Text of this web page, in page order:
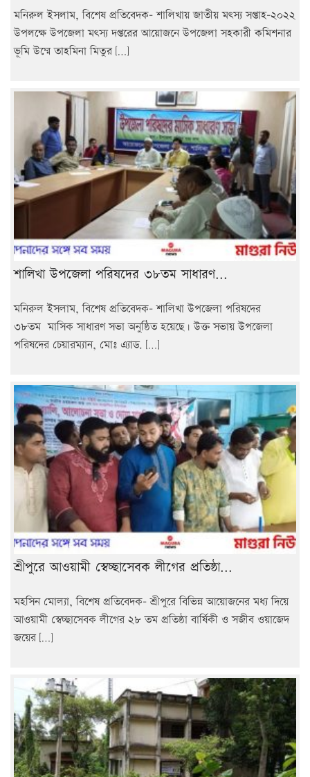
মনিরুল ইসলাম, বিশেষ প্রতিবেদক- শালিখায় জাতীয় মৎস্য সপ্তাহ-২০২২
উপলক্ষে উপজেলা মৎস্য দপ্তরের আয়োজনে উপজেলা সহকারী কমিশনার
ভূমি উম্মে তাহমিনা মিতুর […]
শালিখা উপজেলা পরিষদের ৩৮তম সাধারণ...
মনিরুল ইসলাম, বিশেষ প্রতিবেদক- শালিখা উপজেলা পরিষদের
৩৮তম মাসিক সাধারণ সভা অনুষ্ঠিত হয়েছে। উক্ত সভায় উপজেলা
পরিষদের চেয়ারম্যান, মোঃ এ্যাড. […]
শ্রীপুরে আওয়ামী স্বেচ্ছাসেবক লীগের প্রতিষ্ঠা...
মহসিন মোল্যা, বিশেষ প্রতিবেদক- শ্রীপুরে বিভিন্ন আয়োজনের মধ্য দিয়ে
আওয়ামী স্বেচ্ছাসেবক লীগের ২৮ তম প্রতিষ্ঠা বার্ষিকী ও সজীব ওয়াজেদ
জয়ের […]